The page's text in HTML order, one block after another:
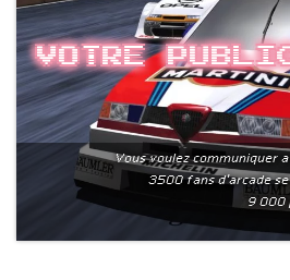
Votre
Vous voulez communiquer
3500 fans d'arcade
9 000